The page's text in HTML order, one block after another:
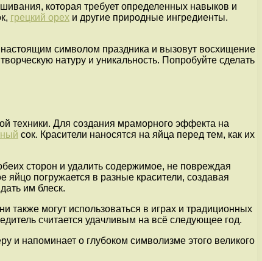
которая требует определенных навыков и
грецкий орех и другие природные ингредиенты.
символом праздника и вызовут восхищение
натуру и уникальность. Попробуйте сделать
техники. Для создания мраморного эффекта на
сок. Красители наносятся на яйца перед тем, как их
сторон и удалить содержимое, не повреждая
погружается в разные красители, создавая
им блеск.
могут использоваться в играх и традиционных
считается удачливым на всё следующее год.
и напоминает о глубоком символизме этого великого